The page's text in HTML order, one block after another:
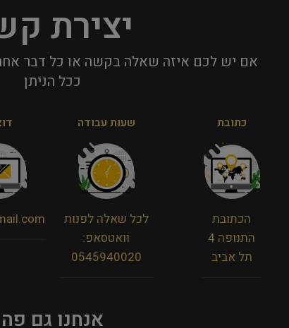
יצירת
אם יש לכם איזה שאלה בקשה או כל דבר
ככל הניתן​
כתובת
הכתובת
התנופה 4
תל אביב
שעות עבודה
לכל שאלה לפנות
וואטסאפ:
0545940020
אנחנו גם פה